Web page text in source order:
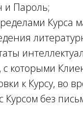
и Пароль;
Курса
которыми
к Курсу, во
без